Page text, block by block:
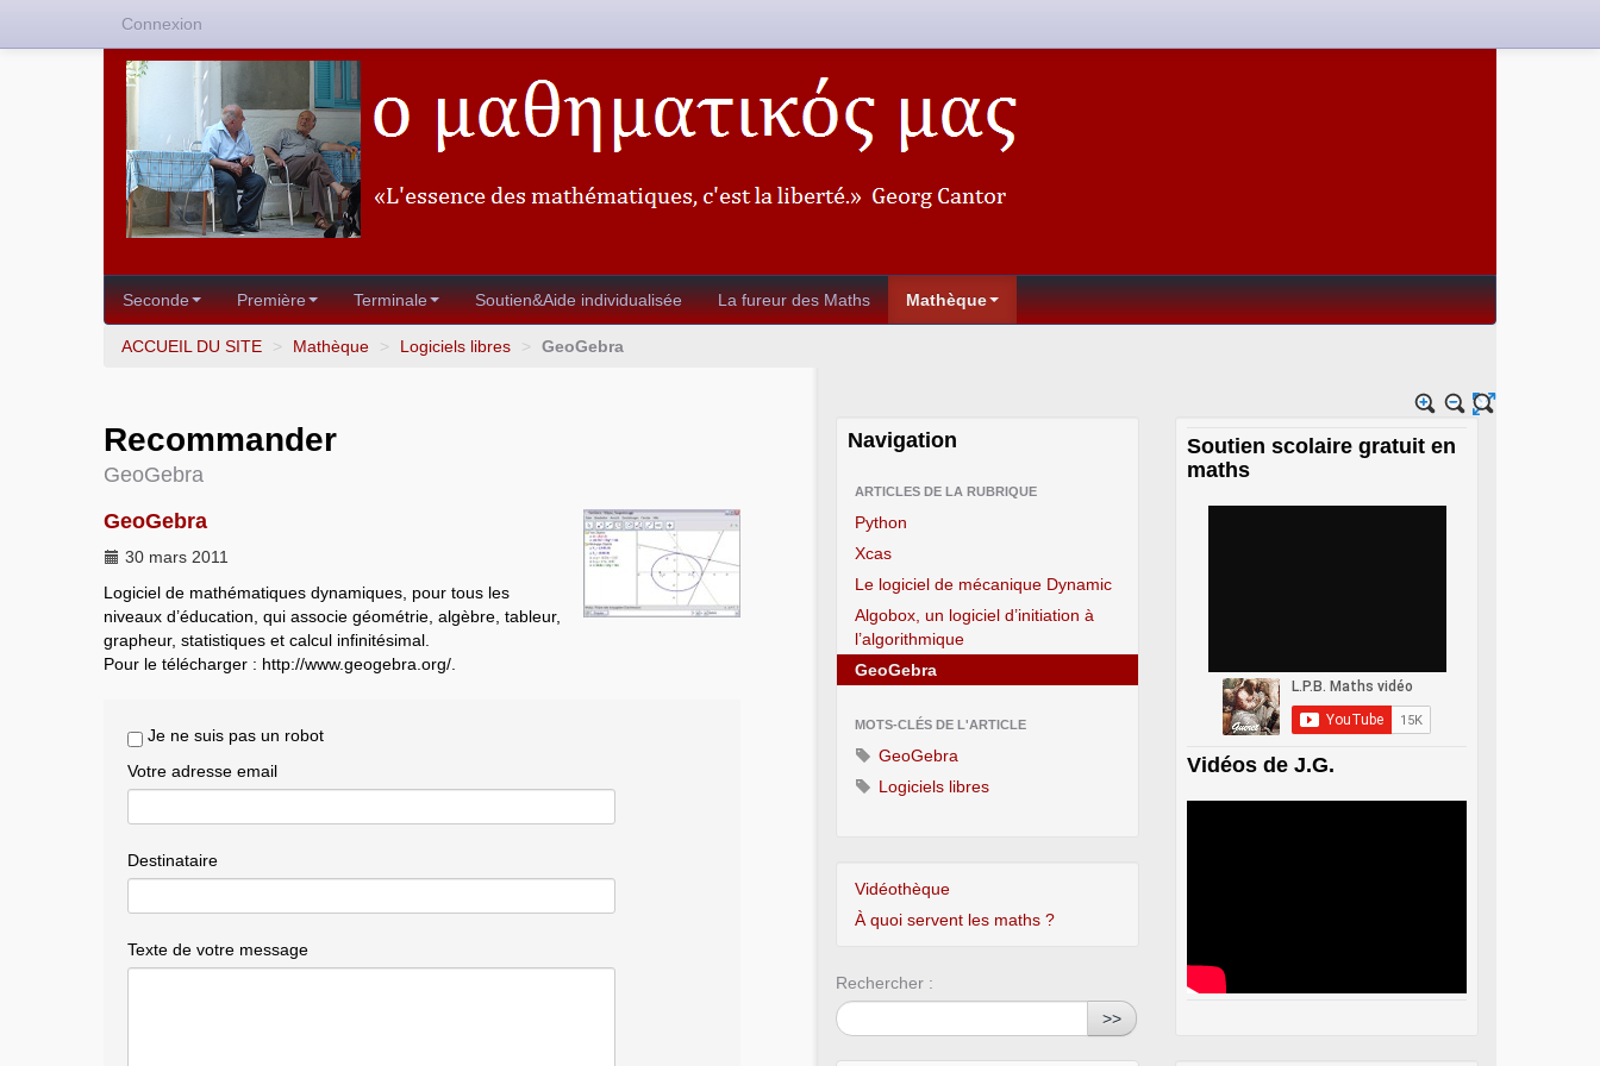
Seconde Première Terminale Soutien&Aide individualisée La fureur des Maths Mathèque
ACCUEIL DU SITE > Mathèque > Logiciels libres > GeoGebra
Recommander
GeoGebra
GeoGebra
30 mars 2011
Logiciel de mathématiques dynamiques, pour tous les
niveaux d’éducation, qui associe géométrie, algèbre, tableur,
grapheur, statistiques et calcul infinitésimal.
Pour le télécharger : http://www.geogebra.org/.
Je ne suis pas un robot
Votre adresse email
Destinataire
Texte de votre message
Navigation
ARTICLES DE LA RUBRIQUE
Python
Xcas
Le logiciel de mécanique Dynamic
Algobox, un logiciel d’initiation à
l’algorithmique
GeoGebra
MOTS-CLÉS DE L'ARTICLE
GeoGebra
Logiciels libres
Vidéothèque
À quoi servent les maths ?
Rechercher :
>>
Soutien scolaire gratuit en
maths
Vidéos de J.G.
Connexion